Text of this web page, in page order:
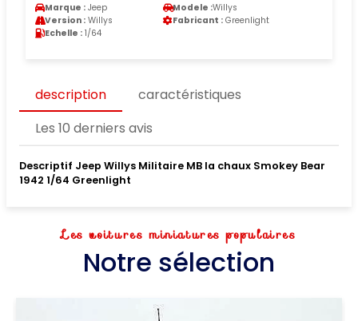
Marque : Jeep Modele :Willys
Version : Willys Fabricant : Greenlight
Echelle : 1/64
description
caractéristiques
Les 10 derniers avis
Descriptif Jeep Willys Militaire MB la chaux Smokey Bear
1942 1/64 Greenlight
Les voitures miniatures populaires
Notre sélection